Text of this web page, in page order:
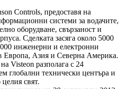
Controls, предоставя на
системи за водачите,
оборудване, свързаност и
Сделката засяга около 5000
инженерни и електронни
Европа, Азия и Северна Америка.
Visteon разполага с 24
глобални технически центъра и
свят.